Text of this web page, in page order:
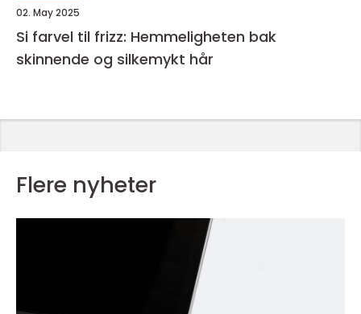
02. May 2025
Si farvel til frizz: Hemmeligheten bak
skinnende og silkemykt hår
Flere nyheter